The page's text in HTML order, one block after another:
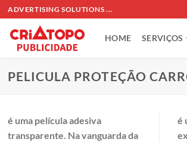
ADVERTISING SOLUTIONS ...
HOME SERVIÇOS
PELICULA PROTEÇÃO
é uma película adesiva
transparente. Na vanguarda da
é